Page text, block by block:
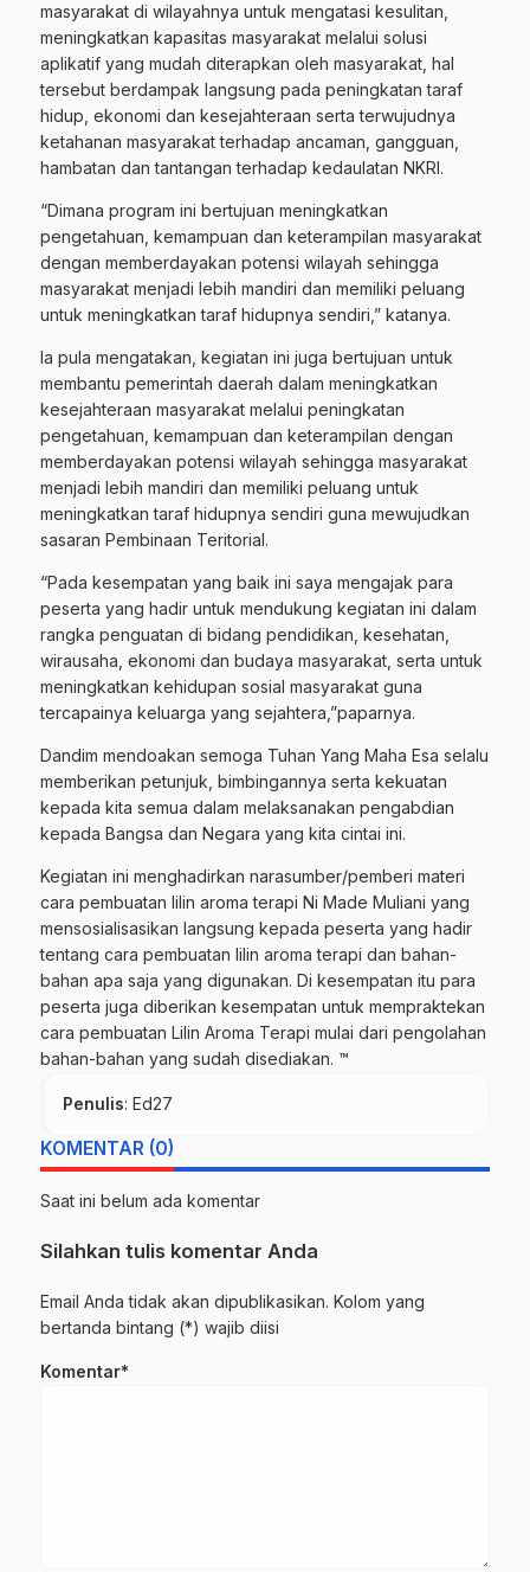
masyarakat di wilayahnya untuk mengatasi kesulitan,
meningkatkan kapasitas masyarakat melalui solusi
aplikatif yang mudah diterapkan oleh masyarakat, hal
tersebut berdampak langsung pada peningkatan taraf
hidup, ekonomi dan kesejahteraan serta terwujudnya
ketahanan masyarakat terhadap ancaman, gangguan,
hambatan dan tantangan terhadap kedaulatan NKRI.
“Dimana program ini bertujuan meningkatkan
pengetahuan, kemampuan dan keterampilan masyarakat
dengan memberdayakan potensi wilayah sehingga
masyarakat menjadi lebih mandiri dan memiliki peluang
untuk meningkatkan taraf hidupnya sendiri,” katanya.
Ia pula mengatakan, kegiatan ini juga bertujuan untuk
membantu pemerintah daerah dalam meningkatkan
kesejahteraan masyarakat melalui peningkatan
pengetahuan, kemampuan dan keterampilan dengan
memberdayakan potensi wilayah sehingga masyarakat
menjadi lebih mandiri dan memiliki peluang untuk
meningkatkan taraf hidupnya sendiri guna mewujudkan
sasaran Pembinaan Teritorial.
“Pada kesempatan yang baik ini saya mengajak para
peserta yang hadir untuk mendukung kegiatan ini dalam
rangka penguatan di bidang pendidikan, kesehatan,
wirausaha, ekonomi dan budaya masyarakat, serta untuk
meningkatkan kehidupan sosial masyarakat guna
tercapainya keluarga yang sejahtera,”paparnya.
Dandim mendoakan semoga Tuhan Yang Maha Esa selalu
memberikan petunjuk, bimbingannya serta kekuatan
kepada kita semua dalam melaksanakan pengabdian
kepada Bangsa dan Negara yang kita cintai ini.
Kegiatan ini menghadirkan narasumber/pemberi materi
cara pembuatan lilin aroma terapi Ni Made Muliani yang
mensosialisasikan langsung kepada peserta yang hadir
tentang cara pembuatan lilin aroma terapi dan bahan-
bahan apa saja yang digunakan. Di kesempatan itu para
peserta juga diberikan kesempatan untuk mempraktekan
cara pembuatan Lilin Aroma Terapi mulai dari pengolahan
bahan-bahan yang sudah disediakan. ™
Penulis: Ed27
KOMENTAR (0)
Saat ini belum ada komentar
Silahkan tulis komentar Anda
Email Anda tidak akan dipublikasikan. Kolom yang
bertanda bintang (*) wajib diisi
Komentar*